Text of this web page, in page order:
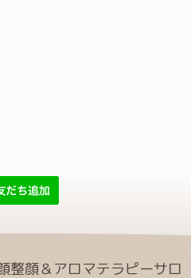
整顔＆アロマテラピーサロ